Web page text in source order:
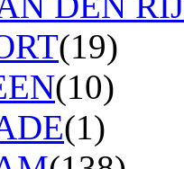
(19)
(10)
(1)